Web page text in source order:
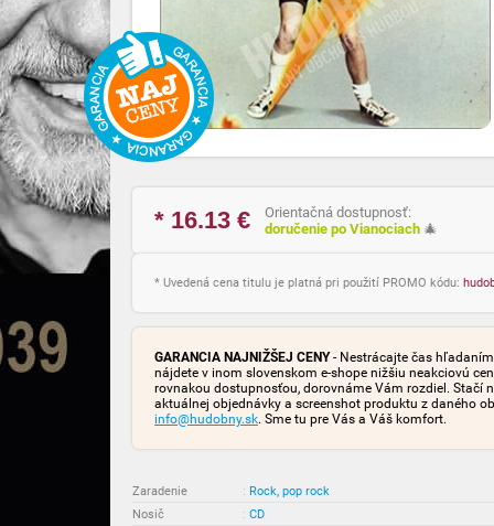
* 16.13 €
Orientačná dostupnosť:
doručenie po Vianociach 🎄
* Uvedená cena titulu je platná pri použití PROMO kódu:
GARANCIA NAJNIŽŠEJ CENY- Nestrácajte čas
nájdete v inom slovenskom e-shope nižšiu neakciovú
rovnakou dostupnosťou, dorovnáme Vám rozdiel. Stačí
aktuálnej objednávky a screenshot produktu z daného
info@hudobny.sk. Sme tu pre Vás a Váš komfort.
Zaradenie : Rock, pop rock
Nosič
: CD